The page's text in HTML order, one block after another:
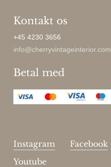
Kontakt os
+45 4230 3656
info@cherryvintageinterior.com
Betal med
Instagram Facebook
Youtube